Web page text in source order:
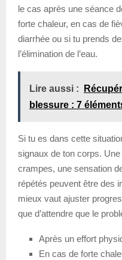
le cas après une séance
forte chaleur, en cas de
diarrhée ou si tu prends
l’élimination de l’eau.
Lire aussi :
blessure : 7
Si tu es dans cette
signaux de ton corps.
crampes, une sensation
répétés peuvent être des
mieux vaut ajuster
que d’attendre que le
Après un effort
En cas de forte